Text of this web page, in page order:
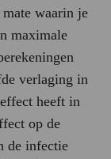
waarin je
maximale
verlaging in
heeft in
op de
de infectie